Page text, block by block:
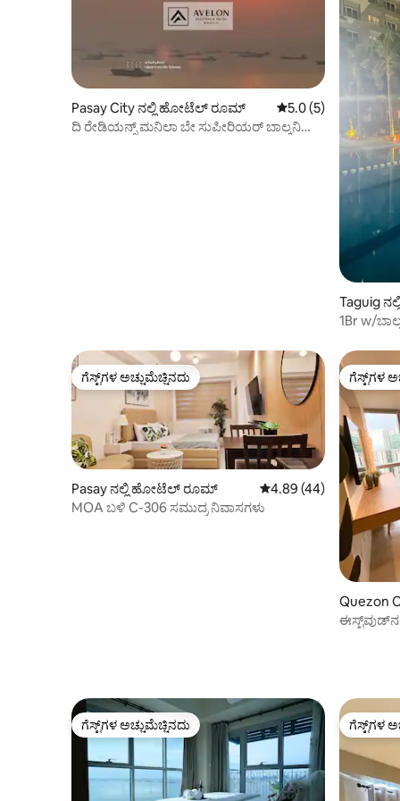
Pasay City ನಲ್ಲಿ ಹೋಟೆಲ್ ರೂಮ್ 5 ರಲ್ಲಿ 5.0 ಸರಾಸರಿ
5.0 (5)
ದಿ ರೇಡಿಯನ್ಸ್ ಮನಿಲಾ ಬೇ ಸುಪೀರಿಯರ್ ಬಾಲ್ಕನಿ
Taguig
1Br w/
ಗೆಸ್ಟ್‌ಗಳ ಅಚ್ಚುಮೆಚ್ಚಿನದು
ಗೆಸ್ಟ್‌ಗಳ ಅಚ್ಚುಮೆಚ್ಚಿನದು
Pasay ನಲ್ಲಿ ಹೋಟೆಲ್ ರೂಮ್ 5 ರಲ್ಲಿ 4.89 ಸರಾಸರಿ
4.89 (44)
MOA ಬಳಿ C-306 ಸಮುದ್ರ ನಿವಾಸಗಳು
ಗೆಸ್ಟ್‌ಗಳ
ಗೆಸ್ಟ್‌ಗಳ
Quezon
ರೂಮ್
ಗೆಸ್ಟ್‌ಗಳ ಅಚ್ಚುಮೆಚ್ಚಿನದು
ಗೆಸ್ಟ್‌ಗಳ ಅಚ್ಚುಮೆಚ್ಚಿನದು ಗೆಸ್ಟ್‌ಗಳ
ಗೆಸ್ಟ್‌ಗಳ